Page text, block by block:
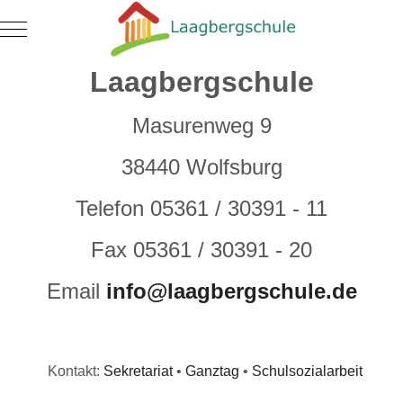
Mobile Menu Toggle
Laagbergschule
Masurenweg 9
38440 Wolfsburg
Telefon 05361 / 30391 - 11
Fax 05361 / 30391 - 20
Email info@laagbergschule.de
Kontakt: Sekretariat• Ganztag • Schulsozialarbeit